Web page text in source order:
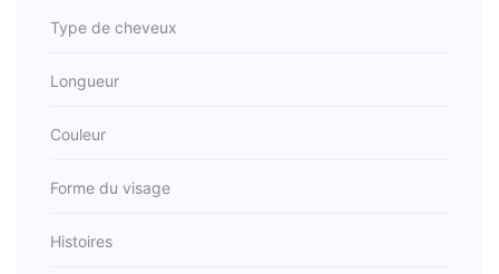
Type de cheveux
Longueur
Couleur
Forme du visage
Histoires